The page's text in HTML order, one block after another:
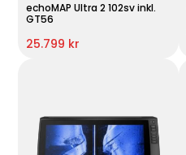
echoMAP Ultra 2 102sv inkl.
GT56
25.799 kr